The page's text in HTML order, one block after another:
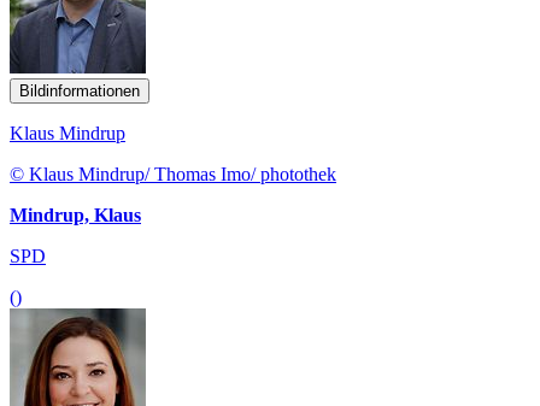
Bildinformationen
Klaus Mindrup
© Klaus Mindrup/ Thomas Imo/ photothek
Mindrup, Klaus
SPD
()